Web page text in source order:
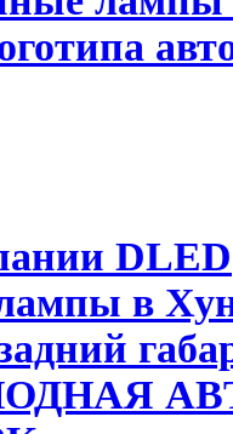
DLED
в